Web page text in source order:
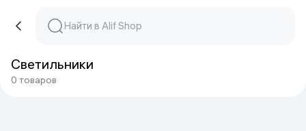
Светильники
0 товаров